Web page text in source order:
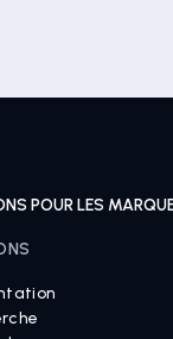
POUR LES